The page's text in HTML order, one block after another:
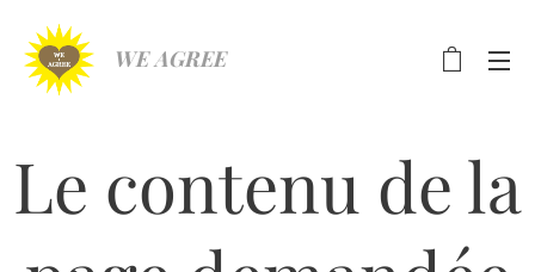
WE AGREE
Le contenu de la